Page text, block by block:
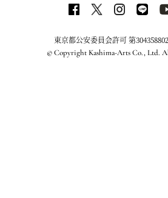
東京都公安委員会許可 第
© Copyright Kashima-Arts Co., Ltd.